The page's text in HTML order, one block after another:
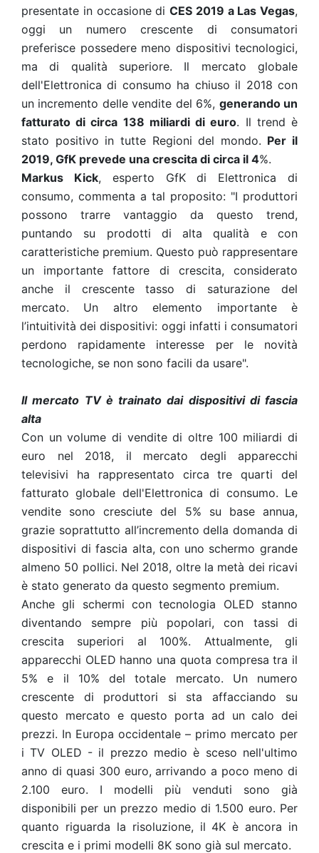
presentate in occasione di CES 2019 a Las Vegas,
oggi un numero crescente di consumatori
preferisce possedere meno dispositivi tecnologici,
ma di qualità superiore. Il mercato globale
dell'Elettronica di consumo ha chiuso il 2018 con
un incremento delle vendite del 6%, generando un
fatturato di circa 138 miliardi di euro. Il trend è
stato positivo in tutte Regioni del mondo. Per il
2019, GfK prevede una crescita di circa il 4%.
Markus Kick, esperto GfK di Elettronica di
consumo, commenta a tal proposito: "I produttori
possono trarre vantaggio da questo trend,
puntando su prodotti di alta qualità e con
caratteristiche premium. Questo può rappresentare
un importante fattore di crescita, considerato
anche il crescente tasso di saturazione del
mercato. Un altro elemento importante è
l’intuitività dei dispositivi: oggi infatti i consumatori
perdono rapidamente interesse per le novità
tecnologiche, se non sono facili da usare".
Il mercato TV è trainato dai dispositivi di fascia
alta
Con un volume di vendite di oltre 100 miliardi di
euro nel 2018, il mercato degli apparecchi
televisivi ha rappresentato circa tre quarti del
fatturato globale dell'Elettronica di consumo. Le
vendite sono cresciute del 5% su base annua,
grazie soprattutto all’incremento della domanda di
dispositivi di fascia alta, con uno schermo grande
almeno 50 pollici. Nel 2018, oltre la metà dei ricavi
è stato generato da questo segmento premium.
Anche gli schermi con tecnologia OLED stanno
diventando sempre più popolari, con tassi di
crescita superiori al 100%. Attualmente, gli
apparecchi OLED hanno una quota compresa tra il
5% e il 10% del totale mercato. Un numero
crescente di produttori si sta affacciando su
questo mercato e questo porta ad un calo dei
prezzi. In Europa occidentale – primo mercato per
i TV OLED - il prezzo medio è sceso nell'ultimo
anno di quasi 300 euro, arrivando a poco meno di
2.100 euro. I modelli più venduti sono già
disponibili per un prezzo medio di 1.500 euro. Per
quanto riguarda la risoluzione, il 4K è ancora in
crescita e i primi modelli 8K sono già sul mercato.